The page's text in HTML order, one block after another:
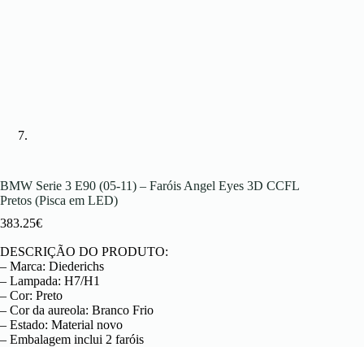
BMW Serie 3 E90 (05-11) – Faróis Angel Eyes 3D CCFL
Pretos (Pisca em LED)
383.25€
DESCRIÇÃO DO PRODUTO:
– Marca: Diederichs
– Lampada: H7/H1
– Cor: Preto
– Cor da aureola: Branco Frio
– Estado: Material novo
– Embalagem inclui 2 faróis